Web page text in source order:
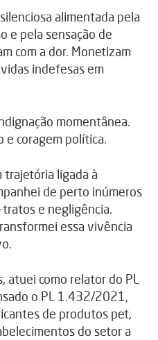
alimentada pela
e pela sensação de
com a dor. Monetizam
indefesas em
momentânea.
e coragem política.
trajetória ligada à
de perto inúmeros
tratos e negligência.
essa vivência
atuei como relator do PL
o PL 1.432/2021,
de produtos pet,
do setor a